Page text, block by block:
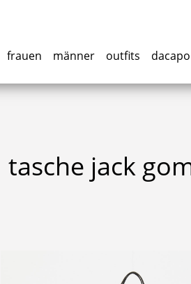
frauen männer outfits dacapo
tasche jack